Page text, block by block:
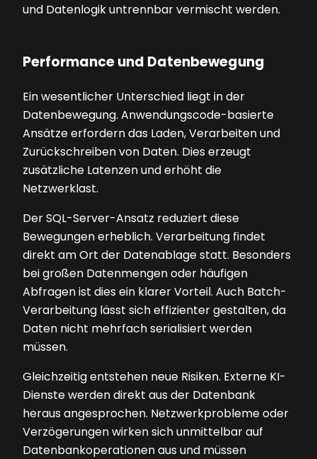
und Datenlogik untrennbar vermischt werden.
Performance und Datenbewegung
Ein wesentlicher Unterschied liegt in der
Datenbewegung. Anwendungscode-basierte
Ansätze erfordern das Laden, Verarbeiten und
Zurückschreiben von Daten. Dies erzeugt
zusätzliche Latenzen und erhöht die
Netzwerklast.
Der SQL-Server-Ansatz reduziert diese
Bewegungen erheblich. Verarbeitung findet
direkt am Ort der Datenablage statt. Besonders
bei großen Datenmengen oder häufigen
Abfragen ist dies ein klarer Vorteil. Auch Batch-
Verarbeitung lässt sich effizienter gestalten, da
Daten nicht mehrfach serialisiert werden
müssen.
Gleichzeitig entstehen neue Risiken. Externe KI-
Dienste werden direkt aus der Datenbank
heraus angesprochen. Netzwerkprobleme oder
Verzögerungen wirken sich unmittelbar auf
Datenbankoperationen aus und müssen